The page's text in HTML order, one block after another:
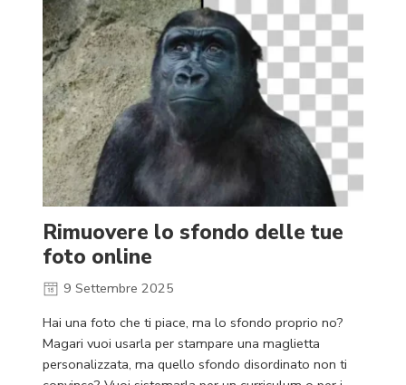
Rimuovere lo sfondo delle tue
foto online
9 Settembre 2025
Hai una foto che ti piace, ma lo sfondo proprio no?
Magari vuoi usarla per stampare una maglietta
personalizzata, ma quello sfondo disordinato non ti